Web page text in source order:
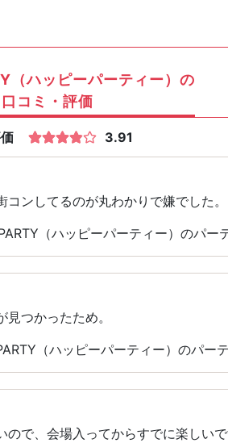
（ハッピーパーティー）の
口コミ・評価
3.91
ンしてるのが丸わかりで嫌でした。
（ハッピーパーティー）のパー
つかったため。
（ハッピーパーティー）のパー
ので、会場入ってからすでに楽しい